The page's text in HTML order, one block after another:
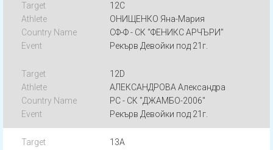
12C
ОНИЩЕНКО Яна-Мария
СФ-Ф - СК "ФЕНИКС АРЧЪРИ"
Рекърв Девойки под 21г.
12D
АЛЕКСАНДРОВА Александра
РС - СК "ДЖАМБО-2006"
Рекърв Девойки под 21г.
13A